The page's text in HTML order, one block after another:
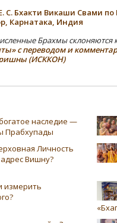
С. Бхакти Викаши Свами
Карнатака, Индия
Брахмы
с переводом и
(ИСККОН)
наследие —
Прабхупады
Личность
Вишну?
измерить